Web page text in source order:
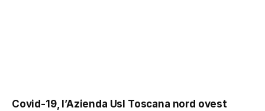
Covid-19, l’Azienda Usl Toscana nord ovest